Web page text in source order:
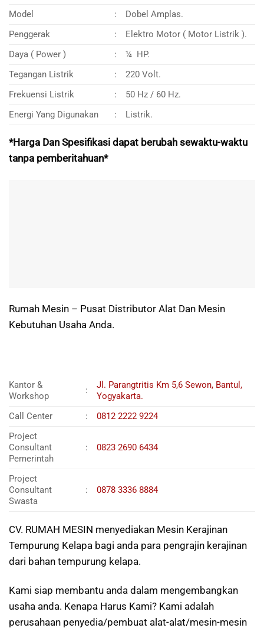
Model
:
Dobel Amplas.
Penggerak
:
Elektro Motor ( Motor Listrik ).
Daya ( Power )
:
¼ HP.
Tegangan Listrik
:
220 Volt.
Frekuensi Listrik
:
50 Hz / 60 Hz.
Energi Yang Digunakan
: Listrik.
*Harga Dan Spesifikasi dapat berubah sewaktu-waktu
tanpa pemberitahuan*
Rumah Mesin – Pusat Distributor Alat Dan Mesin
Kebutuhan Usaha Anda.
Kantor &
Workshop
:
Jl. Parangtritis Km 5,6 Sewon, Bantul,
Yogyakarta.
Call Center
:
0812 2222 9224
Project
Consultant
Pemerintah
: 0823 2690 6434
Project
Consultant
Swasta
: 0878 3336 8884
CV. RUMAH MESIN menyediakan Mesin Kerajinan
Tempurung Kelapa bagi anda para pengrajin kerajinan
dari bahan tempurung kelapa.
Kami siap membantu anda dalam mengembangkan
usaha anda. Kenapa Harus Kami? Kami adalah
perusahaan penyedia/pembuat alat-alat/mesin-mesin